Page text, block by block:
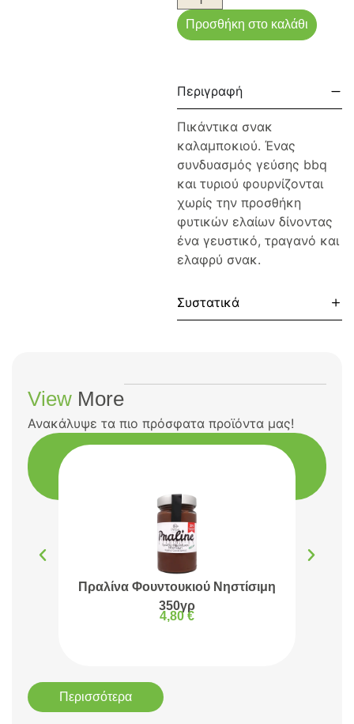
Προσθήκη στο καλάθι
Περιγραφή
Πικάντικα σνακ
καλαμποκιού. Ένας
συνδυασμός γεύσης bbq
και τυριού φουρνίζονται
χωρίς την προσθήκη
φυτικών ελαίων δίνοντας
ένα γευστικό, τραγανό και
ελαφρύ σνακ.
Συστατικά
View More
Ανακάλυψε τα πιο πρόσφατα προϊόντα μας!
Πραλίνα Φουντουκιού Νηστίσιμη
350γρ
4,80 €
Περισσότερα